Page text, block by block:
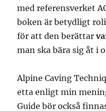
med referensverket
boken är betydligt
för att den berättar
man ska bära sig åt i
Alpine Caving
etta enligt min
Guide bör också